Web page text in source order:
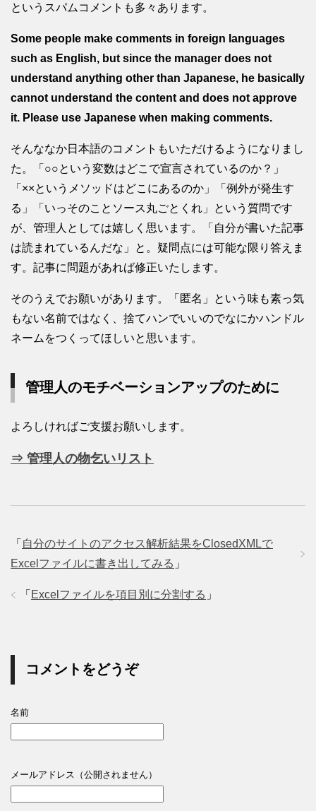
というスパムコメントも多々あります。
Some people make comments in foreign languages
such as English, but since the manager does not
understand anything other than Japanese, he basically
cannot understand the content and does not approve
it. Please use Japanese when making comments.
そんななか日本語のコメントもいただけるようになりまし
た。「○○という変数はどこで宣言されているのか？」
「××というメソッドはどこにあるのか」「例外が発生す
る」「いっそのことソース丸ごとくれ」という質問です
が、管理人としては嬉しく思います。「自分が書いた記事
は読まれているんだな」と。疑問点には可能な限り答えま
す。記事に問題があれば修正いたします。
そのうえでお願いがあります。「匿名」という味も素っ気
もない名前ではなく、捨てハンでいいのでなにかハンドル
ネームをつくってほしいと思います。
管理人のモチベーションアップのために
よろしければご支援お願いします。
⇒ 管理人の物乞いリスト
「 自分のサイトのアクセス解析結果をClosedXMLで
Excelファイルに書き出してみる 」
「 Excelファイルを項目別に分割する 」
コメントをどうぞ
名前
メールアドレス（公開されません）